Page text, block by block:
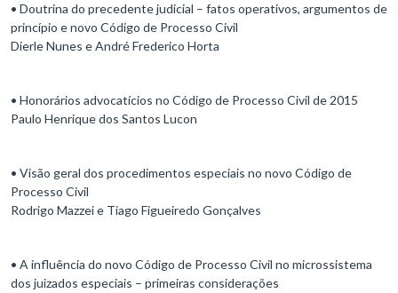
• Doutrina do precedente judicial – fatos operativos, argumentos de
princípio e novo Código de Processo Civil
Dierle Nunes e André Frederico Horta
• Honorários advocatícios no Código de Processo Civil de 2015
Paulo Henrique dos Santos Lucon
• Visão geral dos procedimentos especiais no novo Código de
Processo Civil
Rodrigo Mazzei e Tiago Figueiredo Gonçalves
• A influência do novo Código de Processo Civil no microssistema
dos juizados especiais – primeiras considerações